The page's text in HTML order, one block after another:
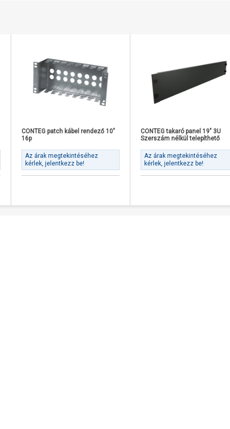
CONTEG patch kábel rendező 10"
16p
Az árak megtekintéséhez
kérlek, jelentkezz be!
CONTEG takaró panel 19" 3U
Szerszám nélkül telepíthető
Az árak megtekintéséhez
kérlek, jelentkezz be!